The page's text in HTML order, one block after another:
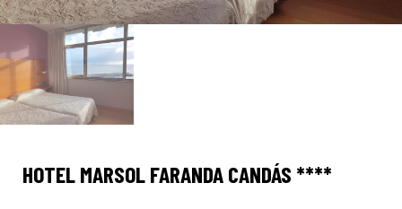
HOTEL MARSOL FARANDA CANDÁS ****